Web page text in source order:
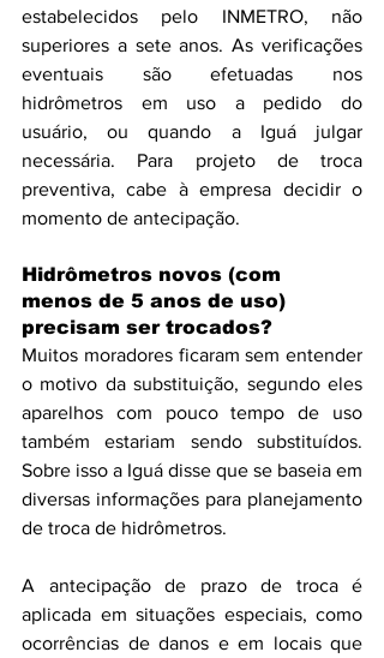
estabelecidos pelo INMETRO, não
superiores a sete anos. As verificações
eventuais são efetuadas nos
hidrômetros em uso a pedido do
usuário, ou quando a Iguá julgar
necessária. Para projeto de troca
preventiva, cabe à empresa decidir o
momento de antecipação.
Hidrômetros novos (com
menos de 5 anos de uso)
precisam ser trocados?
Muitos moradores ficaram sem entender
o motivo da substituição, segundo eles
aparelhos com pouco tempo de uso
também estariam sendo substituídos.
Sobre isso a Iguá disse que se baseia em
diversas informações para planejamento
de troca de hidrômetros.
A antecipação de prazo de troca é
aplicada em situações especiais, como
ocorrências de danos e em locais que